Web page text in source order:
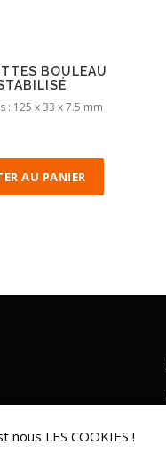
nous LES COOKIES !
BOULEAU
: 125 x 33 x 7.5 mm
AU PANIER